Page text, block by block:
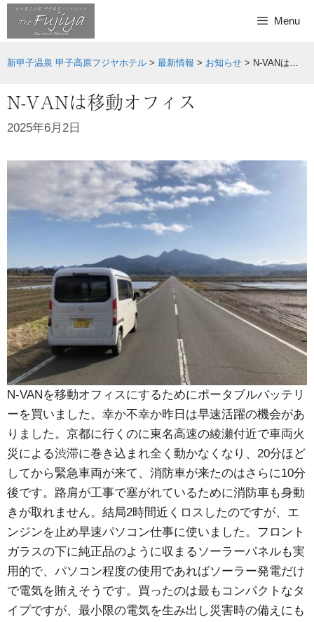
Skip
Menu
新甲子温泉 甲子高原フジヤホテル > 最新情報 > お知らせ > N-VANは移動オフィス
N-VANは移動オフィス
2025年6月2日
N-VANを移動オフィスにするためにポータブルバッテリ
ーを買いました。幸か不幸か昨日は早速活躍の機会があ
りました。京都に行くのに東名高速の綾瀬付近で車両火
災による渋滞に巻き込まれ全く動かなくなり、20分ほど
してから緊急車両が来て、消防車が来たのはさらに10分
後です。路肩が工事で塞がれているために消防車も身動
きが取れません。結局2時間近くロスしたのですが、エ
ンジンを止め早速パソコン仕事に使いました。フロント
ガラスの下に純正品のように収まるソーラーパネルも実
用的で、パソコン程度の使用であればソーラー発電だけ
で電気を賄えそうです。買ったのは最もコンパクトなタ
イプですが、最小限の電気を生み出し災害時の備えにも